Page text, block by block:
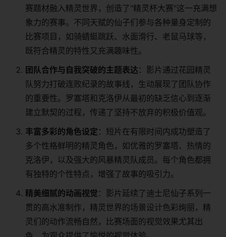
赛题材融入精灵世界，创造了"精灵杯大赛"这一充满想
象力的赛事。不同天赋的仙子们参与各种量身定制的
比赛项目，如骑蜻蜓跳跃、水面滑行、老鼠马球等，
既符合精灵的特性又充满趣味性。
​团队合作与自我突破的主题表达​ ​：影片通过花园精灵
队努力打破连败纪录的故事线，生动展现了团队协作
的重要性。罗塞塔和克洛伊从最初的缺乏信心到逐渐
建立默契的过程，传递了坚持不放弃的积极价值观。
​丰富多彩的角色设定​ ​：短片在有限时间内成功塑造了
多个性格鲜明的精灵角色，如优雅的罗塞塔、热情的
克洛伊，以及强大的风暴精灵队成员。每个角色都拥
有独特的个性特点，增强了故事的吸引力。
​精美细腻的动画视觉​ ​：影片延续了迪士尼仙子系列一
贯的高水准制作，精灵世界的场景设计色彩绚丽，精
灵们的动作流畅自然，比赛场面的视觉效果尤其出